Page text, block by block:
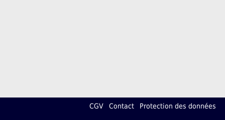
CGV Contact Protection des données